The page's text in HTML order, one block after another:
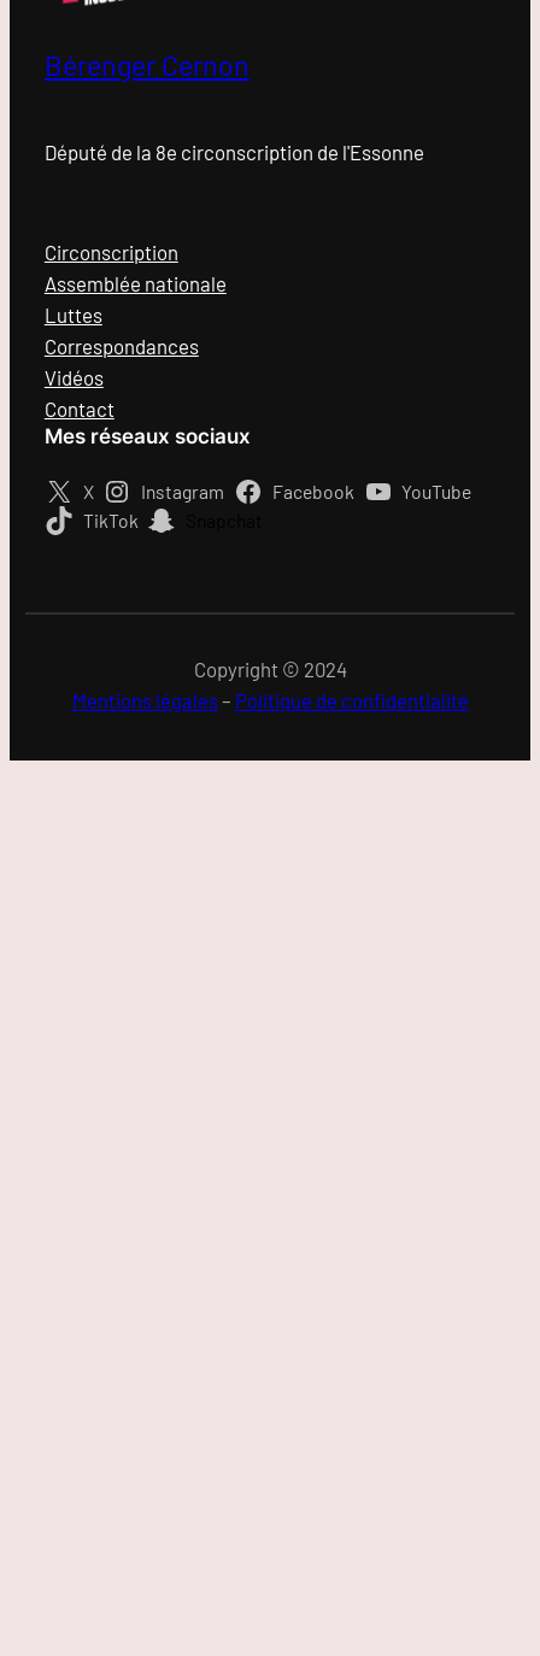
Bérenger Cernon
Député de la 8e circonscription de l'Essonne
Circonscription
Assemblée nationale
Luttes
Correspondances
Vidéos
Contact
Mes réseaux sociaux
X Instagram Facebook
YouTube
TikTok
Copyright © 2024
Mentions légales– Politique de confidentialité